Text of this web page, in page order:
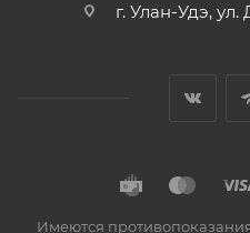
г. Улан-Удэ,
Имеются